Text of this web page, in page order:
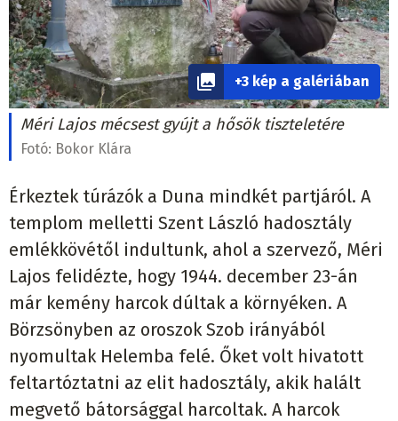
+3 kép a galériában
Méri Lajos mécsest gyújt a hősök tiszteletére
Fotó: Bokor Klára
Érkeztek túrázók a Duna mindkét partjáról. A
templom melletti Szent László hadosztály
emlékkövétől indultunk, ahol a szervező, Méri
Lajos felidézte, hogy 1944. december 23-án
már kemény harcok dúltak a környéken. A
Börzsönyben az oroszok Szob irányából
nyomultak Helemba felé. Őket volt hivatott
feltartóztatni az elit hadosztály, akik halált
megvető bátorsággal harcoltak. A harcok